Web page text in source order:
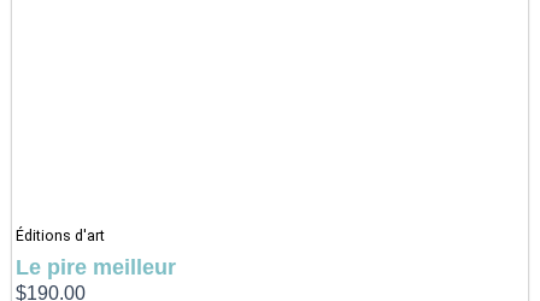
Éditions d'art
Le pire meilleur
$190.00